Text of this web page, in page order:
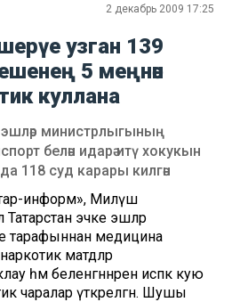
2 декабрь 2009 17:25
узган 139
5 меңнән
куллана
министрлыгының
белән идарә итү хокукын
118 суд карары килгән
информ», Миләүшә
эчке эшләр
тарафыннан медицина
матдәләр
һәм беленгәннәрен исәпкә кую
чаралар үткәрелгән. Шушы